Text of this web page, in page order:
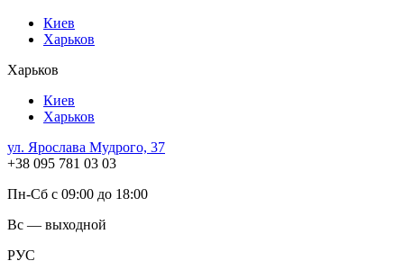
Киев
Харьков
Харьков
Киев
Харьков
ул. Ярослава Мудрого, 37
+38 095 781 03 03
Пн-Сб с 09:00 до 18:00
Вс — выходной
РУС